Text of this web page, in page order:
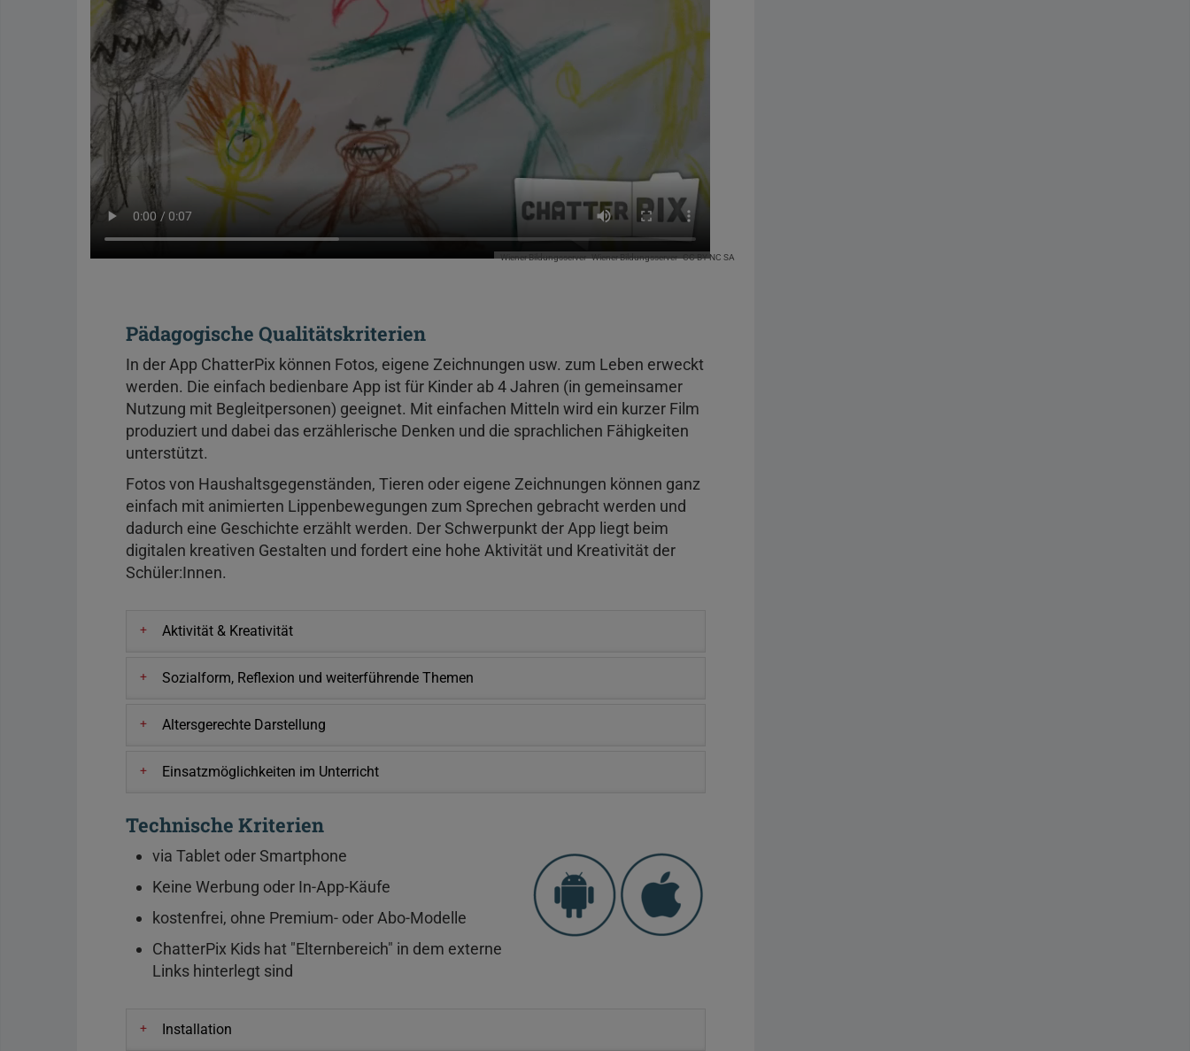
Wiener Bildungsserver Wiener Bildungsserver CC BY NC SA
Pädagogische Qualitätskriterien
In der App ChatterPix können Fotos, eigene Zeichnungen usw. zum Leben erweckt
werden. Die einfach bedienbare App ist für Kinder ab 4 Jahren (in gemeinsamer
Nutzung mit Begleitpersonen) geeignet. Mit einfachen Mitteln wird ein kurzer Film
produziert und dabei das erzählerische Denken und die sprachlichen Fähigkeiten
unterstützt.
Fotos von Haushaltsgegenständen, Tieren oder eigene Zeichnungen können ganz
einfach mit animierten Lippenbewegungen zum Sprechen gebracht werden und
dadurch eine Geschichte erzählt werden. Der Schwerpunkt der App liegt beim
digitalen kreativen Gestalten und fordert eine hohe Aktivität und Kreativität der
Schüler:Innen.
Aktivität & Kreativität
Sozialform, Reflexion und weiterführende Themen
Altersgerechte Darstellung
Einsatzmöglichkeiten im Unterricht
Technische Kriterien
via Tablet oder Smartphone
Keine Werbung oder In-App-Käufe
kostenfrei, ohne Premium- oder Abo-Modelle
ChatterPix Kids hat "Elternbereich" in dem externe
Links hinterlegt sind
Installation